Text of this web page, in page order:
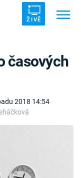
ŽIVĚ
2018 14:54
časových